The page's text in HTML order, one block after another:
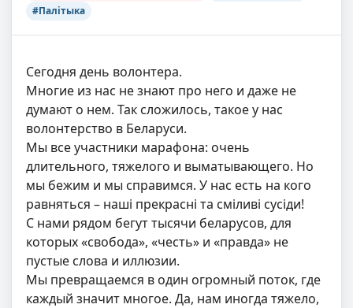
#Палітыка
Сегодня день волонтера.
Многие из нас не знают про него и даже не
думают о нем. Так сложилось, такое у нас
волонтерство в Беларуси.
Мы все участники марафона: очень
длительного, тяжелого и выматывающего. Но
мы бежим и мы справимся. У нас есть на кого
равняться – наші прекрасні та сміливі сусіди!
С нами рядом бегут тысячи беларусов, для
которых «свобода», «честь» и «правда» не
пустые слова и иллюзии.
Мы превращаемся в один огромный поток, где
каждый значит многое. Да, нам иногда тяжело,